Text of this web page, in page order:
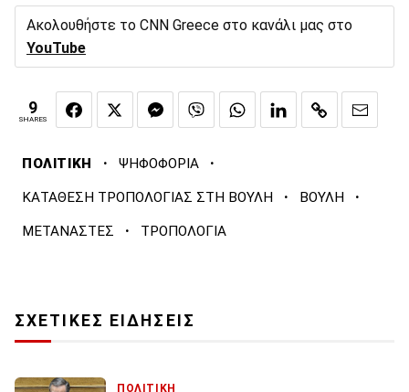
Ακολουθήστε το CNN Greece στο κανάλι μας στο
YouTube
9
SHARES
ΠΟΛΙΤΙΚΗ · ΨΗΦΟΦΟΡΙΑ ·
ΚΑΤΑΘΕΣΗ ΤΡΟΠΟΛΟΓΙΑΣ ΣΤΗ ΒΟΥΛΗ · ΒΟΥΛΗ ·
ΜΕΤΑΝΑΣΤΕΣ · ΤΡΟΠΟΛΟΓΙΑ
ΣΧΕΤΙΚΕΣ ΕΙΔΗΣΕΙΣ
ΠΟΛΙΤΙΚΗ